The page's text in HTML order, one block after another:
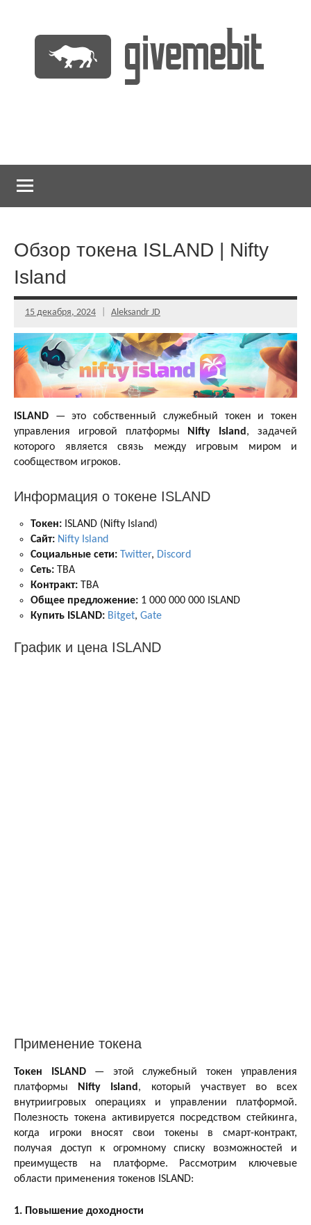
содержимому
Обзор токена ISLAND | Nifty
Island
15 декабря, 2024 Aleksandr JD
ISLAND — это собственный служебный токен и токен
управления игровой платформы Nifty Island , задачей
которого является связь между игровым миром и
сообществом игроков.
Информация о токене ISLAND
Токен: ISLAND (Nifty Island)
Сайт: Nifty Island
Социальные сети:
Twitter, Discord
Сеть: TBA
Контракт: TBA
Общее предложение: 1 000 000 000 ISLAND
Купить ISLAND: Bitget, Gate
График и цена ISLAND
Применение токена
Токен ISLAND— этой служебный токен управления
платформы
Nifty Island , который участвует во всех
внутриигровых операциях и управлении платформой.
Полезность токена активируется посредством стейкинга,
когда игроки вносят свои токены в смарт-контракт,
получая доступ к огромному списку возможностей и
преимуществ на платформе. Рассмотрим ключевые
области применения токенов ISLAND:
1. Повышение доходности